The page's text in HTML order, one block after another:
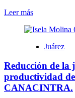
de
Leer másLeer
sobre
elección
Papa
León
XIV,
llama
Juárez
Reducción de la
productividad de
CANACINTRA.